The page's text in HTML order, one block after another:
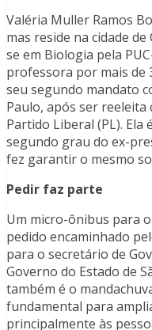
Valéria Muller Ramos
mas reside na cidade
se em Biologia pela
professora por mais de
seu segundo mandato
Paulo, após ser reeleita
Partido Liberal (PL). Ela
segundo grau do ex-
fez garantir o mesmo
Pedir faz parte
Um micro-ônibus para
pedido encaminhado
para o secretário de
Governo do Estado de
também é o
fundamental para
principalmente às